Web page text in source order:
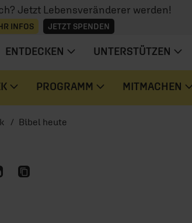
Jetzt Lebensveränderer werden!
INFOS JETZT SPENDEN
ENTDECKEN UNTERSTÜTZEN
PROGRAMM MITMACHEN
Bibel heute